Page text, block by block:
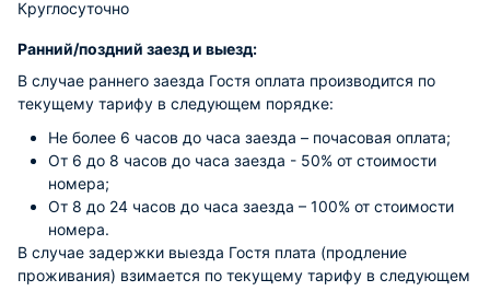
Круглосуточно
Ранний/поздний заезд и выезд:
В случае раннего заезда Гостя оплата производится по
текущему тарифу в следующем порядке:
Не более 6 часов до часа заезда – почасовая оплата;
От 6 до 8 часов до часа заезда - 50% от стоимости
номера;
От 8 до 24 часов до часа заезда – 100% от стоимости
номера.
В случае задержки выезда Гостя плата (продление
проживания) взимается по текущему тарифу в следующем